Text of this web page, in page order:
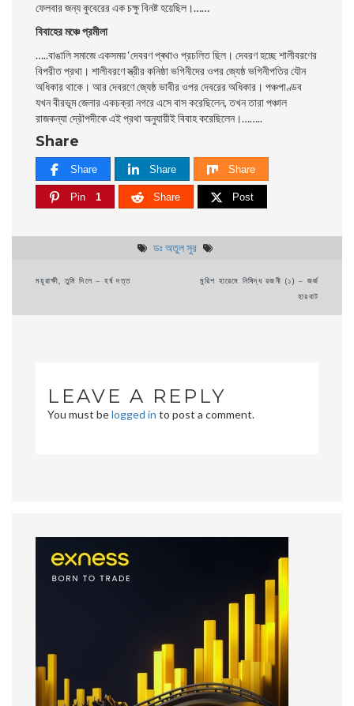
ফেলবার জন্য কুবেরের এক চক্ষু বিনষ্ট হয়েছিল।……
বিবাহের মঞ্চে প্রমীলা
…..বাঙালি সমাজে একসময় ‘দেবরণ প্ৰথাও প্রচলিত ছিল। দেবরণ হচ্ছে শালীবরণের
বিপরীত প্রথা। শালীবরণে স্ত্রীর কনিষ্ঠা ভগিনীদের ওপর জ্যেষ্ঠ ভগিনীপতির যৌন
অধিকার থাকে। আর দেবরণে জ্যেষ্ঠ ভাবীর ওপর দেবরের অধিকার। পঞ্চপাণ্ডব
যখন বীরভূম জেলার একচক্রা নগরে এসে বাস করেছিলেন, তখন তারা পঞ্চাল
রাজকন্যা দ্রৌপদীকে এই প্রথা অনুযায়ীই বিবাহ করেছিলেন।……..
Share
Share Share Share
Pin 1 Share Post
ডঃ অতুল সুর
Post
navigation
ময়ূরাক্ষী, তুমি দিলে – হর্ষ দত্ত
মুরিশ হারেমে নিষিদ্ধ রজনী (১) – জর্জ
হারবাট
LEAVE A REPLY
You must belogged in to post a comment.